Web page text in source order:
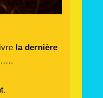
la dernière